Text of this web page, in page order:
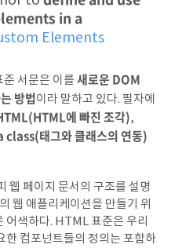
in a
Elements
서문은 이를 새로운 DOM
방법이라 말하고 있다. 필자에
에 빠진 조각),
태그와 클래스의 연동)
웹 페이지 문서의 구조를 설명
웹 애플리케이션을 만들기 위
어색하다. HTML 표준은 우리
한 컴포넌트들의 정의는 포함하